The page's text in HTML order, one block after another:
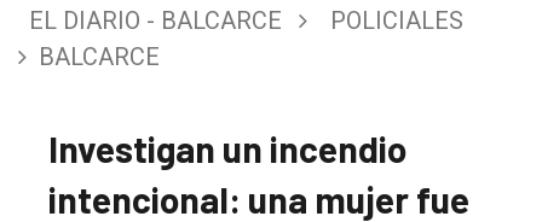
EL DIARIO - BALCARCE
POLICIALES
BALCARCE
Investigan un incendio
intencional: una mujer fue